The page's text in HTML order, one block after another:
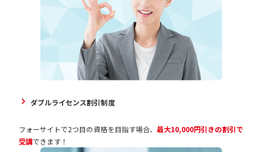
ダブルライセンス割引制度
フォーサイトで2つ目の資格を目指す場合、 最大10,000円引きの割引で
受講できます！